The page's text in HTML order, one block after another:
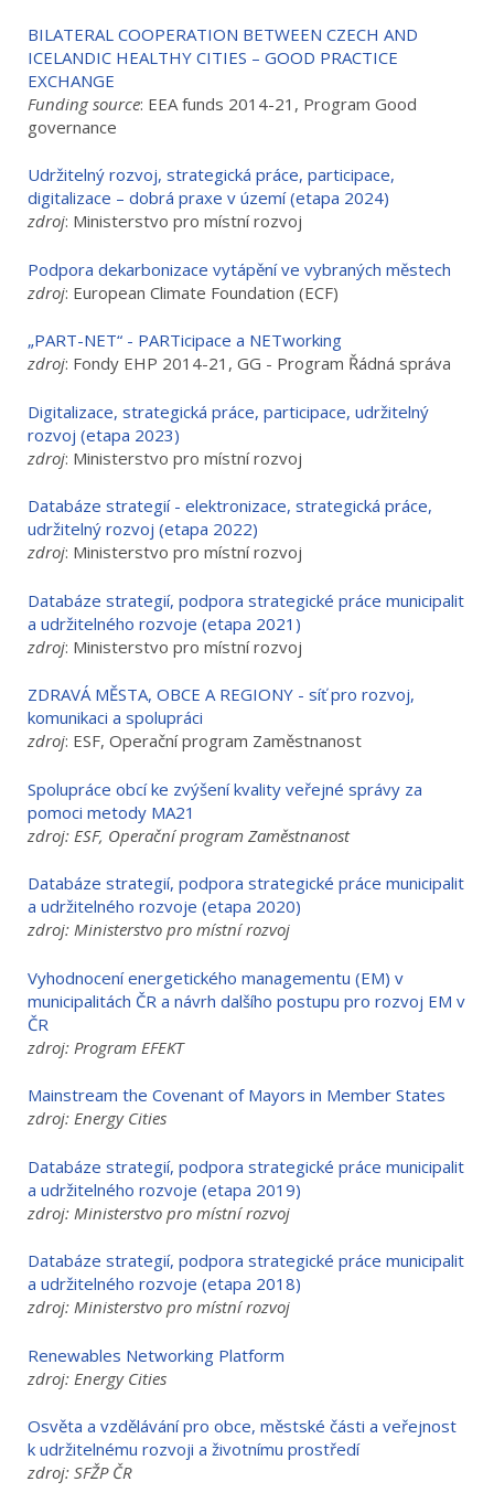
BILATERAL COOPERATION BETWEEN CZECH AND
ICELANDIC HEALTHY CITIES – GOOD PRACTICE
EXCHANGE
Funding source: EEA funds 2014-21, Program Good
governance
Udržitelný rozvoj, strategická práce, participace,
digitalizace – dobrá praxe v území (etapa 2024)
zdroj: Ministerstvo pro místní rozvoj
Podpora dekarbonizace vytápění ve vybraných městech
zdroj: European Climate Foundation (ECF)
„PART-NET“ - PARTicipace a NETworking
zdroj: Fondy EHP 2014-21, GG - Program Řádná správa
Digitalizace, strategická práce, participace, udržitelný
rozvoj (etapa 2023)
zdroj: Ministerstvo pro místní rozvoj
Databáze strategií - elektronizace, strategická práce,
udržitelný rozvoj (etapa 2022)
zdroj: Ministerstvo pro místní rozvoj
Databáze strategií, podpora strategické práce municipalit
a udržitelného rozvoje (etapa 2021)
zdroj: Ministerstvo pro místní rozvoj
ZDRAVÁ MĚSTA, OBCE A REGIONY - síť pro rozvoj,
komunikaci a spolupráci
zdroj: ESF, Operační program Zaměstnanost
Spolupráce obcí ke zvýšení kvality veřejné správy za
pomoci metody MA21
zdroj: ESF, Operační program Zaměstnanost
Databáze strategií, podpora strategické práce municipalit
a udržitelného rozvoje (etapa 2020)
zdroj: Ministerstvo pro místní rozvoj
Vyhodnocení energetického managementu (EM) v
municipalitách ČR a návrh dalšího postupu pro rozvoj EM v
ČR
zdroj: Program EFEKT
Mainstream the Covenant of Mayors in Member States
zdroj: Energy Cities
Databáze strategií, podpora strategické práce municipalit
a udržitelného rozvoje (etapa 2019)
zdroj: Ministerstvo pro místní rozvoj
Databáze strategií, podpora strategické práce municipalit
a udržitelného rozvoje (etapa 2018)
zdroj: Ministerstvo pro místní rozvoj
Renewables Networking Platform
zdroj: Energy Cities
Osvěta a vzdělávání pro obce, městské části a veřejnost
k udržitelnému rozvoji a životnímu prostředí
zdroj: SFŽP ČR